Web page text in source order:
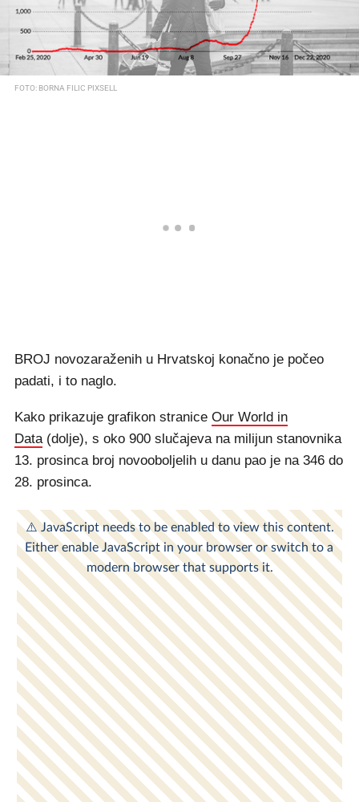
FOTO: BORNA FILIC PIXSELL
BROJ novozaraženih u Hrvatskoj konačno je počeo
padati, i to naglo.
Kako prikazuje grafikon stranice Our World in
Data(dolje), s oko 900 slučajeva na milijun stanovnika
13. prosinca broj novooboljelih u danu pao je na 346 do
28. prosinca.